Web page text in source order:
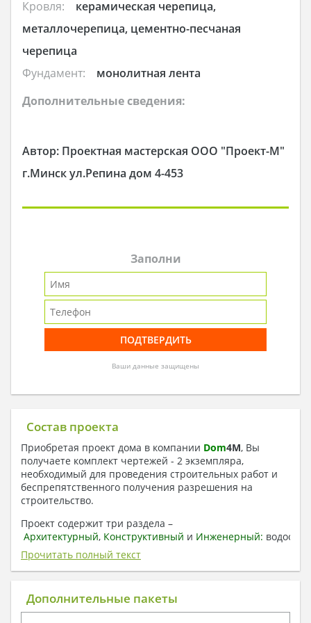
Кровля:
керамическая черепица,
металлочерепица, цементно-песчаная
черепица
Фундамент:
монолитная лента
Дополнительные сведения:
Автор: Проектная мастерская ООО "Проект-М"
г.Минск ул.Репина дом 4-453
Заполни
Ваши данные защищены
Состав проекта
Приобретая проект дома в компании Dom4M, Вы
получаете комплект чертежей - 2 экземпляра,
необходимый для проведения строительных работ и
беспрепятственного получения разрешения на
строительство.
Проект содержит три раздела –
Архитектурный, Конструктивный и Инженерный:
отопление, вентиляция, канализация,
электроснабжение (приобретается за дополнительную
плату) + Пояснительная записка.
1. Архитектурный раздел:
Прочитать полный текст
Дополнительные пакеты